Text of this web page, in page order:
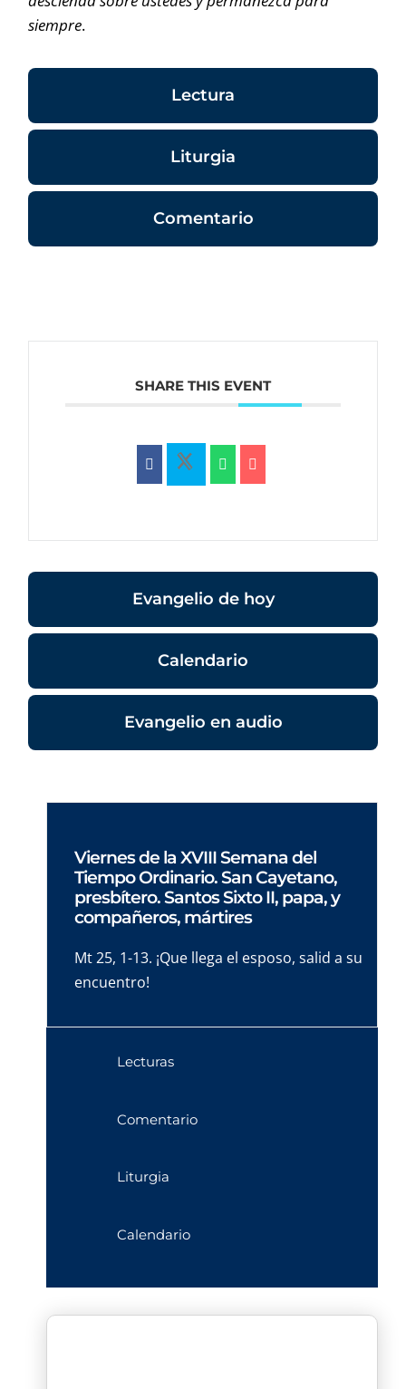
siempre.
Lectura
Liturgia
Comentario
SHARE THIS EVENT
Evangelio de hoy
Calendario
Evangelio en audio
Viernes de la XVIII Semana del
Tiempo Ordinario. San Cayetano,
presbítero. Santos Sixto II, papa, y
compañeros, mártires
Mt 25, 1-13. ¡Que llega el esposo, salid a su
encuentro!
Lecturas
Comentario
Liturgia
Calendario